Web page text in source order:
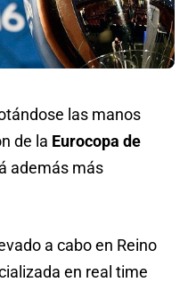
las manos
de la Eurocopa de
además más
a cabo en Reino
en real time